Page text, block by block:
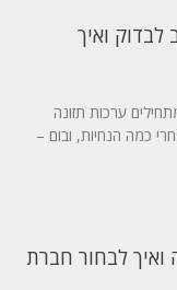
ואיך
ערכות תזונה
כמה הנחיות, ובום –
לבחור חברת